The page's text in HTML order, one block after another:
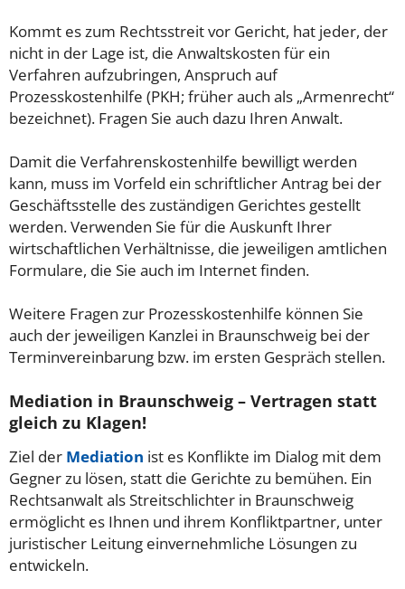
Kommt es zum Rechtsstreit vor Gericht, hat jeder, der
nicht in der Lage ist, die Anwaltskosten für ein
Verfahren aufzubringen, Anspruch auf
Prozesskostenhilfe (PKH; früher auch als „Armenrecht“
bezeichnet). Fragen Sie auch dazu Ihren Anwalt.
Damit die Verfahrenskostenhilfe bewilligt werden
kann, muss im Vorfeld ein schriftlicher Antrag bei der
Geschäftsstelle des zuständigen Gerichtes gestellt
werden. Verwenden Sie für die Auskunft Ihrer
wirtschaftlichen Verhältnisse, die jeweiligen amtlichen
Formulare, die Sie auch im Internet finden.
Weitere Fragen zur Prozesskostenhilfe können Sie
auch der jeweiligen Kanzlei in Braunschweig bei der
Terminvereinbarung bzw. im ersten Gespräch stellen.
Mediation in Braunschweig – Vertragen statt
gleich zu Klagen!
Ziel der Mediation ist es Konflikte im Dialog mit dem
Gegner zu lösen, statt die Gerichte zu bemühen. Ein
Rechtsanwalt als Streitschlichter in Braunschweig
ermöglicht es Ihnen und ihrem Konfliktpartner, unter
juristischer Leitung einvernehmliche Lösungen zu
entwickeln.